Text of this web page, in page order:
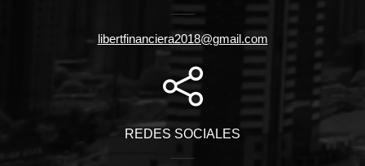
libertfinanciera2018@gmail.com
REDES SOCIALES